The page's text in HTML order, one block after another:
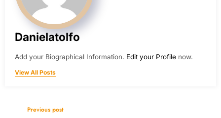
Danielatolfo
Add your Biographical Information. Edit your Profile now.
View All Posts
Previous post